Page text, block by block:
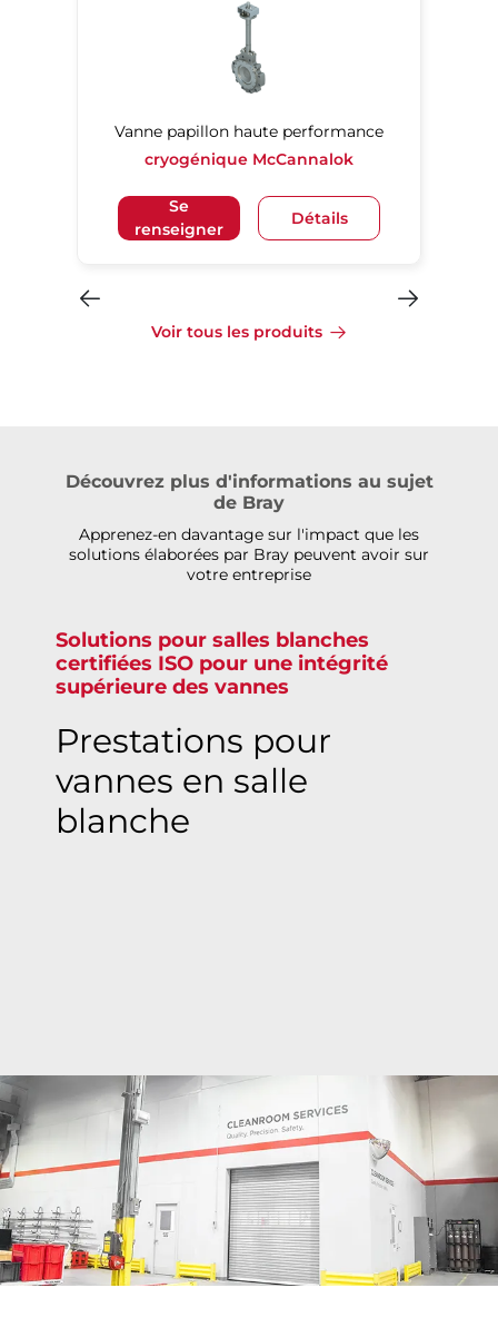
Vanne papillon haute performance
cryogénique McCannalok
Se
renseigner
Détails
Voir tous les produits
Découvrez plus d'informations au sujet
de Bray
Apprenez-en davantage sur l'impact que les
solutions élaborées par Bray peuvent avoir sur
votre entreprise
Solutions pour salles blanches
certifiées ISO pour une intégrité
supérieure des vannes
Prestations pour
vannes en salle
blanche
Les salles blanches ultramodernes de Bray
assurent un nettoyage de précision allant de la
classe ISO 6 à ISO 9 dans le monde entier où les
vannes sont nettoyées, inspectées, ensachées et
étiquetées pour répondre aux normes mondiales